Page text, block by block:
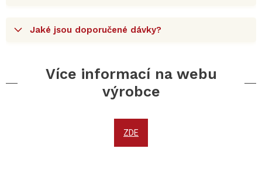
Jaké jsou doporučené dávky?
Více informací na webu
výrobce
ZDE